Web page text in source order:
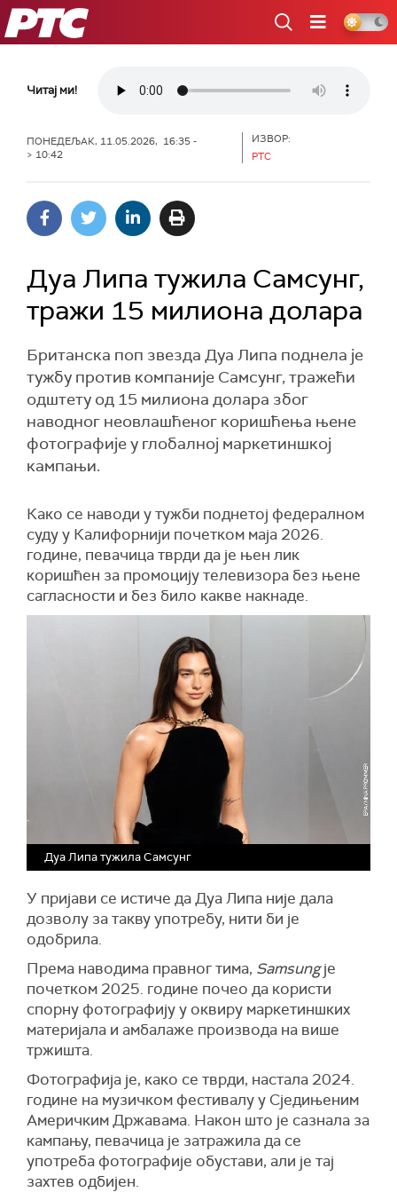
РТС
Читај ми!
ПОНЕДЕЉАК, 11.05.2026, 16:35 -
> 10:42
ИЗВОР:
РТС
Дуа Липа тужила Самсунг,
тражи 15 милиона долара
Британска поп звезда Дуа Липа поднела је
тужбу против компаније Самсунг, тражећи
одштету од 15 милиона долара због
наводног неовлашћеног коришћења њене
фотографије у глобалној маркетиншкој
кампањи.
Како се наводи у тужби поднетој федералном
суду у Калифорнији почетком маја 2026.
године, певачица тврди да је њен лик
коришћен за промоцију телевизора без њене
сагласности и без било какве накнаде.
Дуа Липа тужила Самсунг
У пријави се истиче да Дуа Липа није дала
дозволу за такву употребу, нити би је
одобрила.
Према наводима правног тима, Samsungје
почетком 2025. године почео да користи
спорну фотографију у оквиру маркетиншких
материјала и амбалаже производа на више
тржишта.
Фотографија је, како се тврди, настала 2024.
године на музичком фестивалу у Сједињеним
Америчким Државама. Након што је сазнала за
кампању, певачица је затражила да се
употреба фотографије обустави, али је тај
захтев одбијен.